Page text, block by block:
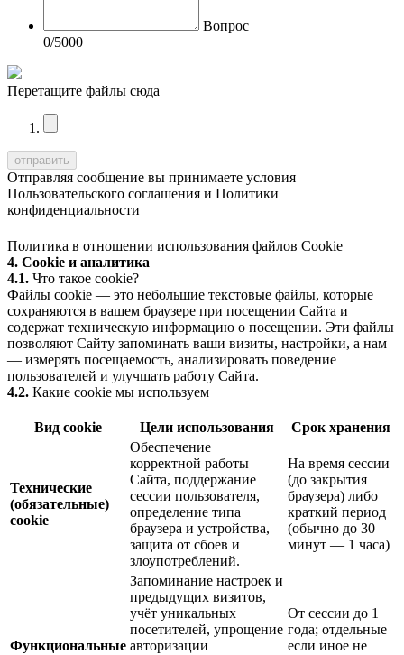
Вопрос
0/5000
Перетащите файлы сюда
Отправляя сообщение вы принимаете условия
Пользовательского соглашения и Политики
конфиденциальности
Политика в отношении использования файлов Cookie
4. Cookie и аналитика
4.1. Что такое cookie?
Файлы cookie — это небольшие текстовые файлы, которые
сохраняются в вашем браузере при посещении Сайта и
содержат техническую информацию о посещении. Эти файлы
позволяют Сайту запоминать ваши визиты, настройки, а нам
— измерять посещаемость, анализировать поведение
пользователей и улучшать работу Сайта.
4.2. Какие cookie мы используем
Вид cookie Цели использования Срок хранения
Технические
(обязательные)
cookie
Обеспечение
корректной работы
Сайта, поддержание
сессии пользователя,
определение типа
браузера и устройства,
защита от сбоев и
злоупотреблений.
На время сессии
(до закрытия
браузера) либо
краткий период
(обычно до 30
минут — 1 часа)
Функциональные
Запоминание настроек и
предыдущих визитов,
учёт уникальных
посетителей, упрощение
авторизации
От сессии до 1
года; отдельные
если иное не